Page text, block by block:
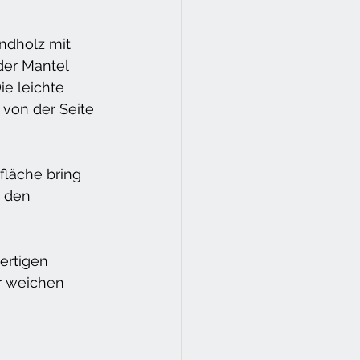
mit
Mantel
leichte
der Seite
bring
den
weichen